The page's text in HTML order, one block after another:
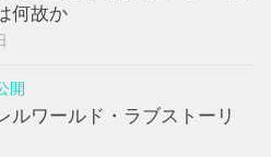
何故か
開
ルワールド・ラブストーリ